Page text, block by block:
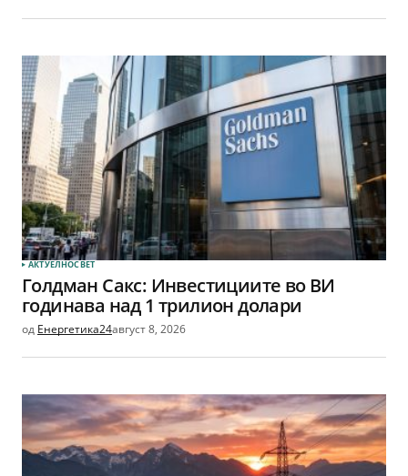
АКТУЕЛНОСВЕТ
Голдман Сакс: Инвестициите во ВИ
годинава над 1 трилион долари
од Енергетика24август 8, 2026